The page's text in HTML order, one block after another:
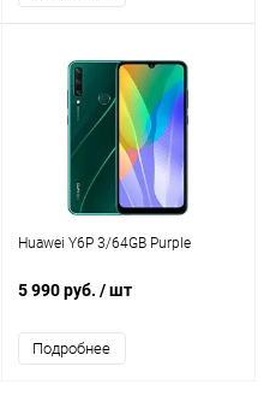
Huawei Y6P 3/64GB Purple
5 990 руб. / шт
Подробнее